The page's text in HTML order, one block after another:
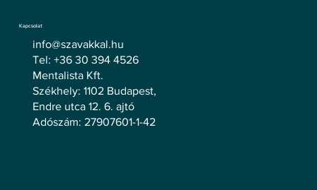
Kapcsolat
info@szavakkal.hu
Tel: +36 30 394 4526
Mentalista Kft.
Székhely: 1102 Budapest,
Endre utca 12. 6. ajtó
Adószám: 27907601-1-42